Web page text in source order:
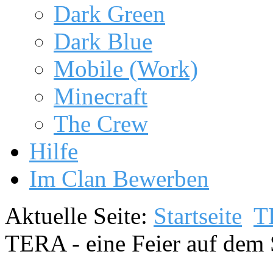
Dark Green
Dark Blue
Mobile (Work)
Minecraft
The Crew
Hilfe
Im Clan Bewerben
Aktuelle Seite: Startseite
TERA - eine Feier auf dem